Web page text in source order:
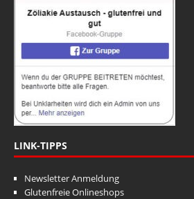
LINK-TIPPS
Newsletter Anmeldung
Glutenfreie Onlineshops